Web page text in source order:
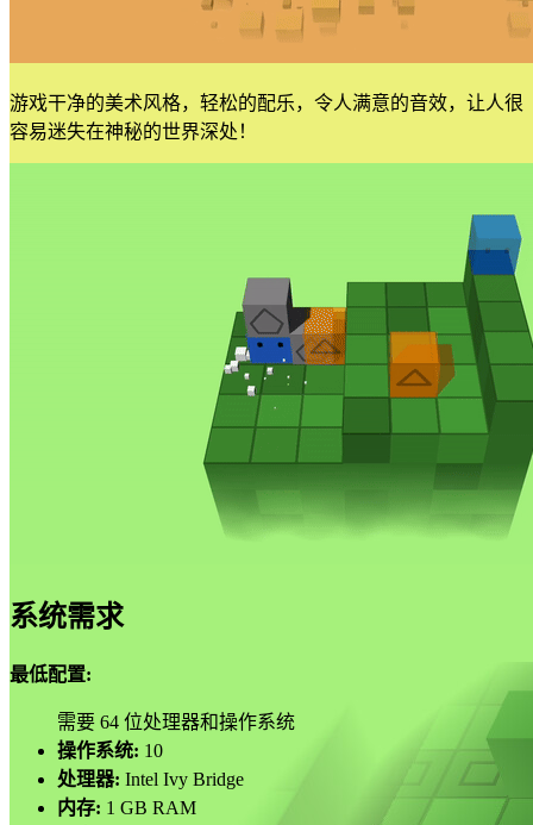
游戏干净的美术风格，轻松的配乐，令人满意的音效，让人很
容易迷失在神秘的世界深处！
系统需求
最低配置:
需要 64 位处理器和操作系统
操作系统: 10
处理器: Intel Ivy Bridge
内存: 1 GB RAM